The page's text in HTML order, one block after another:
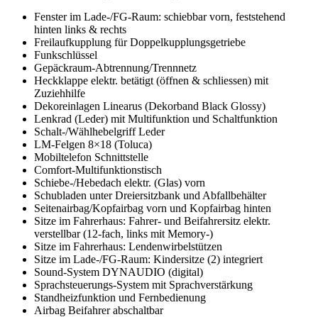
Fenster im Lade-/FG-Raum: schiebbar vorn, feststehend
hinten links & rechts
Freilaufkupplung für Doppelkupplungsgetriebe
Funkschlüssel
Gepäckraum-Abtrennung/Trennnetz
Heckklappe elektr. betätigt (öffnen & schliessen) mit
Zuziehhilfe
Dekoreinlagen Linearus (Dekorband Black Glossy)
Lenkrad (Leder) mit Multifunktion und Schaltfunktion
Schalt-/Wählhebelgriff Leder
LM-Felgen 8×18 (Toluca)
Mobiltelefon Schnittstelle
Comfort-Multifunktionstisch
Schiebe-/Hebedach elektr. (Glas) vorn
Schubladen unter Dreiersitzbank und Abfallbehälter
Seitenairbag/Kopfairbag vorn und Kopfairbag hinten
Sitze im Fahrerhaus: Fahrer- und Beifahrersitz elektr.
verstellbar (12-fach, links mit Memory-)
Sitze im Fahrerhaus: Lendenwirbelstützen
Sitze im Lade-/FG-Raum: Kindersitze (2) integriert
Sound-System DYNAUDIO (digital)
Sprachsteuerungs-System mit Sprachverstärkung
Standheizfunktion und Fernbedienung
Airbag Beifahrer abschaltbar